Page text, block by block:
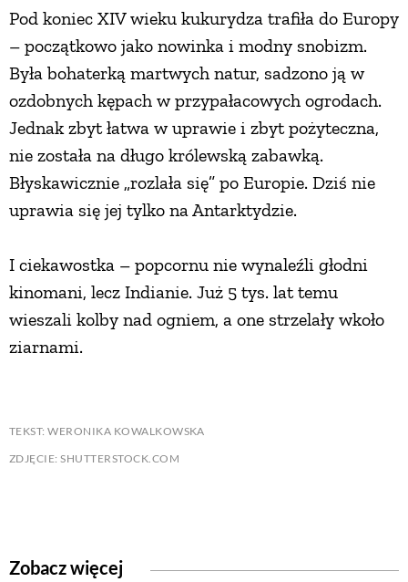
Pod koniec XIV wieku kukurydza trafiła do Europy
– początkowo jako nowinka i modny snobizm.
Była bohaterką martwych natur, sadzono ją w
ozdobnych kępach w przypałacowych ogrodach.
Jednak zbyt łatwa w uprawie i zbyt pożyteczna,
nie została na długo królewską zabawką.
Błyskawicznie „rozlała się” po Europie. Dziś nie
uprawia się jej tylko na Antarktydzie.
I ciekawostka – popcornu nie wynaleźli głodni
kinomani, lecz Indianie. Już 5 tys. lat temu
wieszali kolby nad ogniem, a one strzelały wkoło
ziarnami.
TEKST: WERONIKA KOWALKOWSKA
ZDJĘCIE: SHUTTERSTOCK.COM
Zobacz więcej